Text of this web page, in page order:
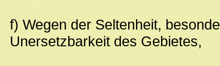
f) Wegen der Seltenheit,
Unersetzbarkeit des Gebietes,